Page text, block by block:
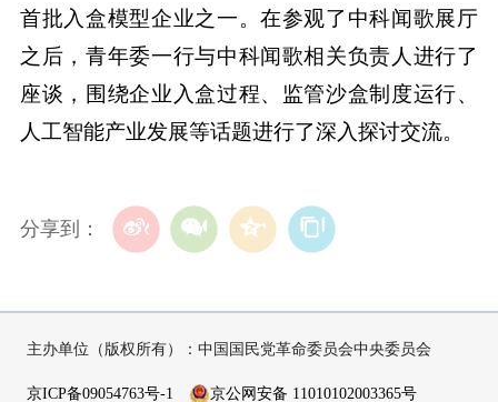
首批入盒模型企业之一。在参观了中科闻歌展厅
之后，青年委一行与中科闻歌相关负责人进行了
座谈，围绕企业入盒过程、监管沙盒制度运行、
人工智能产业发展等话题进行了深入探讨交流。
分享到：
主办单位（版权所有）：中国国民党革命委员会中央委员会
京ICP备09054763号-1 京公网安备 11010102003365号